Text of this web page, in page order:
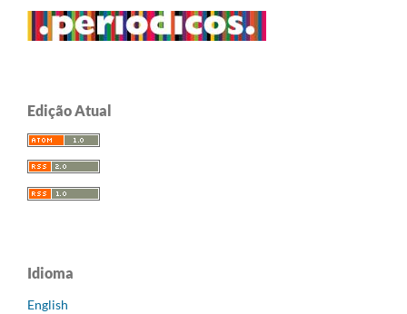
Edição Atual
Idioma
English